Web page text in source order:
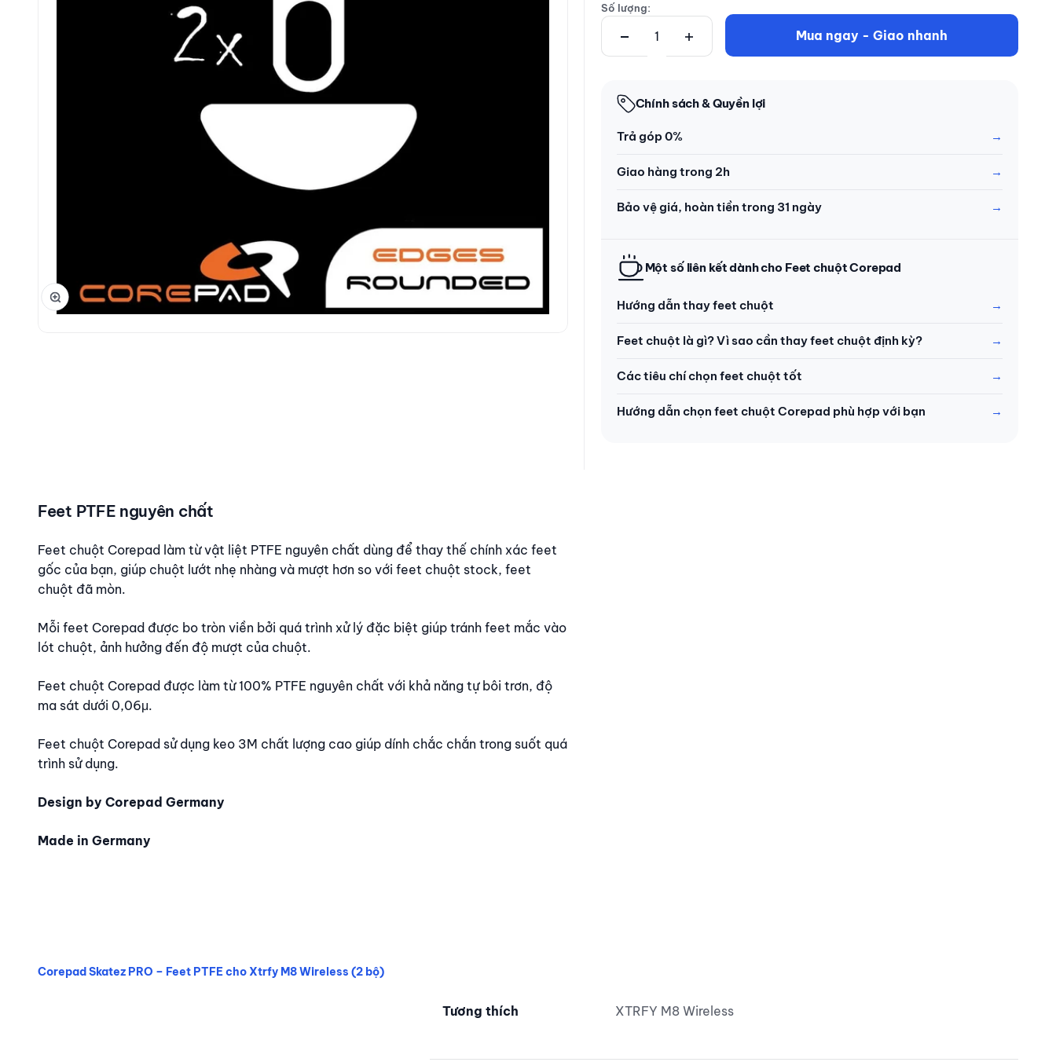
Phóng đại
Số lượng:
Mua ngay - Giao nhanh
Chính sách & Quyền lợi
Trả góp 0%
Giao hàng trong 2h
Bảo vệ giá, hoàn tiền trong 31 ngày
Một số liên kết dành cho Feet chuột Corepad
Hướng dẫn thay feet chuột
Feet chuột là gì? Vì sao cần thay feet chuột định kỳ?
Các tiêu chí chọn feet chuột tốt
Hướng dẫn chọn feet chuột Corepad phù hợp với bạn
Nội dung
Feet PTFE nguyên chất
Feet chuột Corepad làm từ vật liệt PTFE nguyên chất dùng để thay thế chính xác feet
gốc của bạn, giúp chuột lướt nhẹ nhàng và mượt hơn so với feet chuột stock, feet
chuột đã mòn.
Mỗi feet Corepad được bo tròn viền bởi quá trình xử lý đặc biệt giúp tránh feet mắc vào
lót chuột, ảnh hưởng đến độ mượt của chuột.
Feet chuột Corepad được làm từ 100% PTFE nguyên chất với khả năng tự bôi trơn, độ
ma sát dưới 0,06μ.
Feet chuột Corepad sử dụng keo 3M chất lượng cao giúp dính chắc chắn trong suốt quá
trình sử dụng.
Design by Corepad Germany
Made in Germany
Corepad Skatez PRO – Feet PTFE cho Xtrfy M8 Wireless (2 bộ)
Tương thích XTRFY M8 Wireless